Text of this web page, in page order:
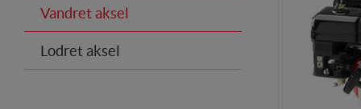
Vandret aksel
Lodret aksel